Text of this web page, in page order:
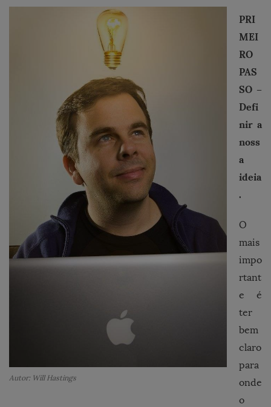
Autor: Will Hastings
PRI
MEI
RO
PAS
SO –
Defi
nir a
noss
a
ideia
.
O
mais
impo
rtant
e é
ter
bem
claro
para
onde
o